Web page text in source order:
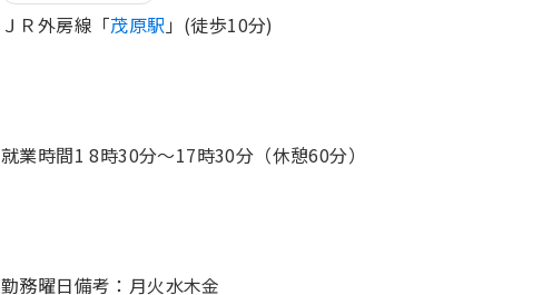
ＪＲ外房線「茂原駅 」(徒歩10分)
就業時間1 8時30分〜17時30分（休憩60分）